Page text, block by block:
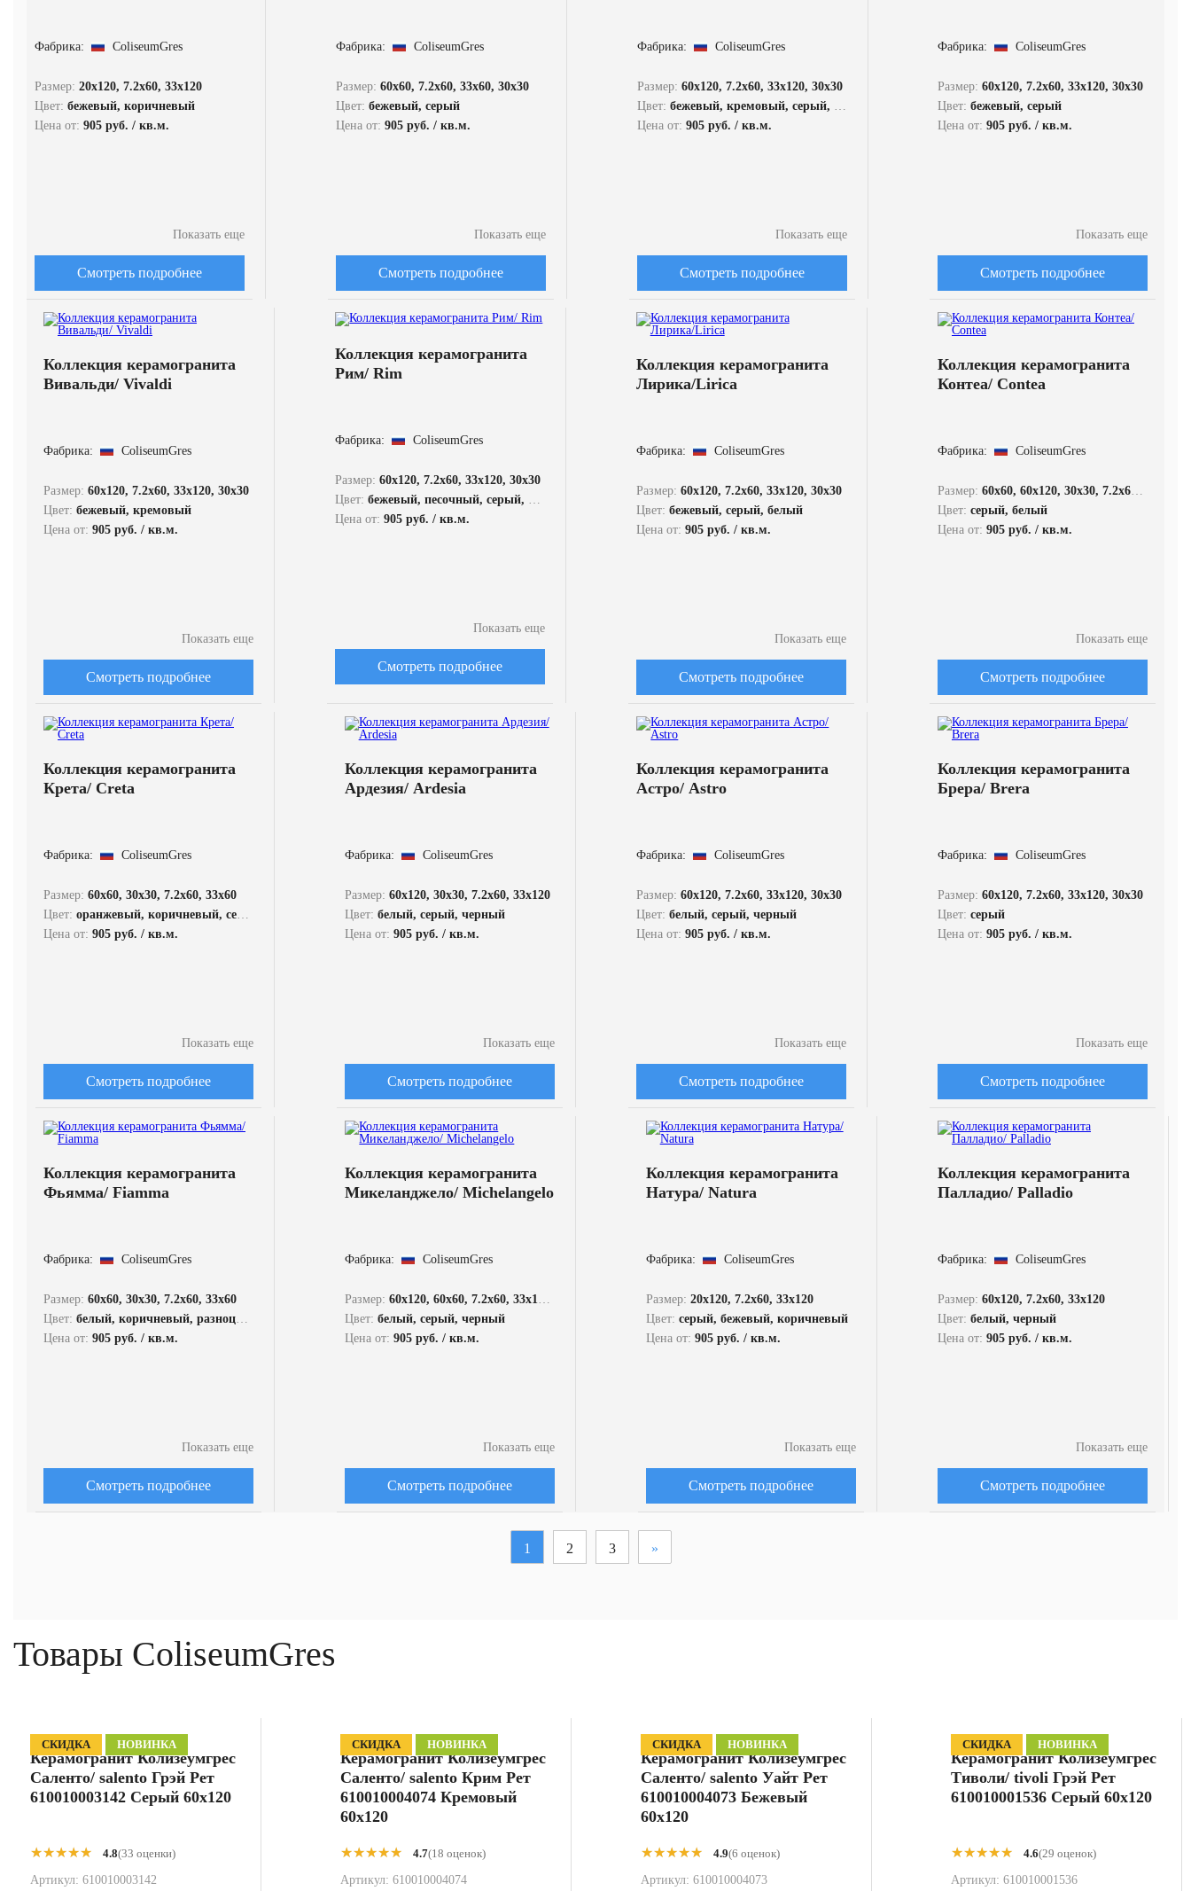
Фабрика: ColiseumGres
Размер: 20x120, 7.2x60, 33x120
Цвет: бежевый, коричневый
Цена от: 905 руб. / кв.м.
Показать еще
Смотреть подробнее
Фабрика: ColiseumGres
Размер:60x60, 7.2x60, 33x60, 30x30
Цвет:бежевый, серый
Цена от:905 руб. / кв.м.
Показать еще
Смотреть подробнее
Фабрика: ColiseumGres
Размер: 60x120, 7.2x60, 33x120, 30x30
Цвет: бежевый, кремовый, серый, белый
Цена от: 905 руб. / кв.м.
Показать еще
Смотреть подробнее
Фабрика: ColiseumGres
Размер: 60x120, 7.2x60, 33x120, 30x30
Цвет: бежевый, серый
Цена от: 905 руб. / кв.м.
Показать еще
Смотреть подробнее
Коллекция керамогранита
Вивальди/ Vivaldi
Фабрика: ColiseumGres
Размер: 60x120, 7.2x60, 33x120, 30x30
Цвет: бежевый, кремовый
Цена от: 905 руб. / кв.м.
Показать еще
Смотреть подробнее
Коллекция керамогранита
Рим/ Rim
Фабрика: ColiseumGres
Размер:60x120, 7.2x60, 33x120, 30x30
Цвет:бежевый, песочный, серый, белый
Цена от:905 руб. / кв.м.
Показать еще
Смотреть подробнее
Коллекция керамогранита
Лирика/Lirica
Фабрика: ColiseumGres
Размер: 60x120, 7.2x60, 33x120, 30x30
Цвет: бежевый, серый, белый
Цена от: 905 руб. / кв.м.
Показать еще
Смотреть подробнее
Коллекция керамогранита
Контеа/ Contea
Фабрика: ColiseumGres
Размер: 60x60, 60x120, 30x30, 7.2x60, 33x120, 33x60
Цвет: серый, белый
Цена от: 905 руб. / кв.м.
Показать еще
Смотреть подробнее
Коллекция керамогранита
Крета/ Creta
Фабрика: ColiseumGres
Размер: 60x60, 30x30, 7.2x60, 33x60
Цвет: оранжевый, коричневый, серый, белый
Цена от: 905 руб. / кв.м.
Показать еще
Смотреть подробнее
Коллекция керамогранита
Ардезия/ Ardesia
Фабрика: ColiseumGres
Размер: 60x120, 30x30, 7.2x60, 33x120
Цвет: белый, серый, черный
Цена от: 905 руб. / кв.м.
Показать еще
Смотреть подробнее
Коллекция керамогранита
Астро/ Astro
Фабрика: ColiseumGres
Размер:60x120, 7.2x60, 33x120, 30x30
Цвет:белый, серый, черный
Цена от:905 руб. / кв.м.
Показать еще
Смотреть подробнее
Коллекция керамогранита
Брера/ Brera
Фабрика: ColiseumGres
Размер: 60x120, 7.2x60, 33x120, 30x30
Цвет: серый
Цена от: 905 руб. / кв.м.
Показать еще
Смотреть подробнее
Коллекция керамогранита
Фьямма/ Fiamma
Фабрика: ColiseumGres
Размер: 60x60, 30x30, 7.2x60, 33x60
Цвет: белый, коричневый, разноцветный
Цена от: 905 руб. / кв.м.
Показать еще
Смотреть подробнее
Коллекция керамогранита
Микеланджело/ Michelangelo
Фабрика: ColiseumGres
Размер:60x120, 60x60, 7.2x60, 33x120, 33x60, 30x30
Цвет:белый, серый, черный
Цена от:905 руб. / кв.м.
Показать еще
Смотреть подробнее
Коллекция керамогранита
Натура/ Natura
Фабрика: ColiseumGres
Размер: 20x120, 7.2x60, 33x120
Цвет: серый, бежевый, коричневый
Цена от: 905 руб. / кв.м.
Показать еще
Смотреть подробнее
Коллекция керамогранита
Палладио/ Palladio
Фабрика: ColiseumGres
Размер: 60x120, 7.2x60, 33x120
Цвет: белый, черный
Цена от: 905 руб. / кв.м.
Показать еще
Смотреть подробнее
1 2 3 »
Товары ColiseumGres
СКИДКА НОВИНКА
Керамогранит Колизеумгрес
Саленто/ salento Грэй Рет
610010003142 Серый 60x120
★★★★★
★★★★★ 4.8(33 оценки)
Артикул: 610010003142
СКИДКА НОВИНКА
Керамогранит Колизеумгрес
Саленто/ salento Крим Рет
610010004074 Кремовый
60x120
★★★★★
★★★★★ 4.7(18 оценок)
Артикул: 610010004074
СКИДКА НОВИНКА
Керамогранит Колизеумгрес
Саленто/ salento Уайт Рет
610010004073 Бежевый
60x120
★★★★★
★★★★★ 4.9(6 оценок)
Артикул:610010004073
СКИДКА НОВИНКА
Керамогранит Колизеумгрес
Тиволи/ tivoli Грэй Рет
610010001536 Серый 60x120
★★★★★
★★★★★ 4.6(29 оценок)
Артикул: 610010001536